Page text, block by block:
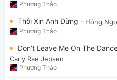
Phương Thảo
Thôi Xin Anh Đừng - Hồng
Phương Thảo
Don’t Leave Me On The
Carly Rae Jepsen
Phương Thảo